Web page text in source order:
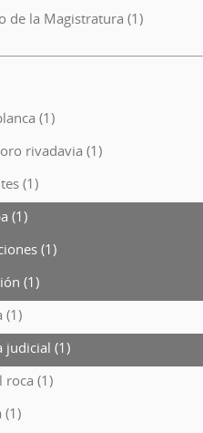
de la Magistratura (1)
(1)
rivadavia (1)
(1)
(1)
(1)
(1)
(1)
judicial (1)
roca (1)
(1)